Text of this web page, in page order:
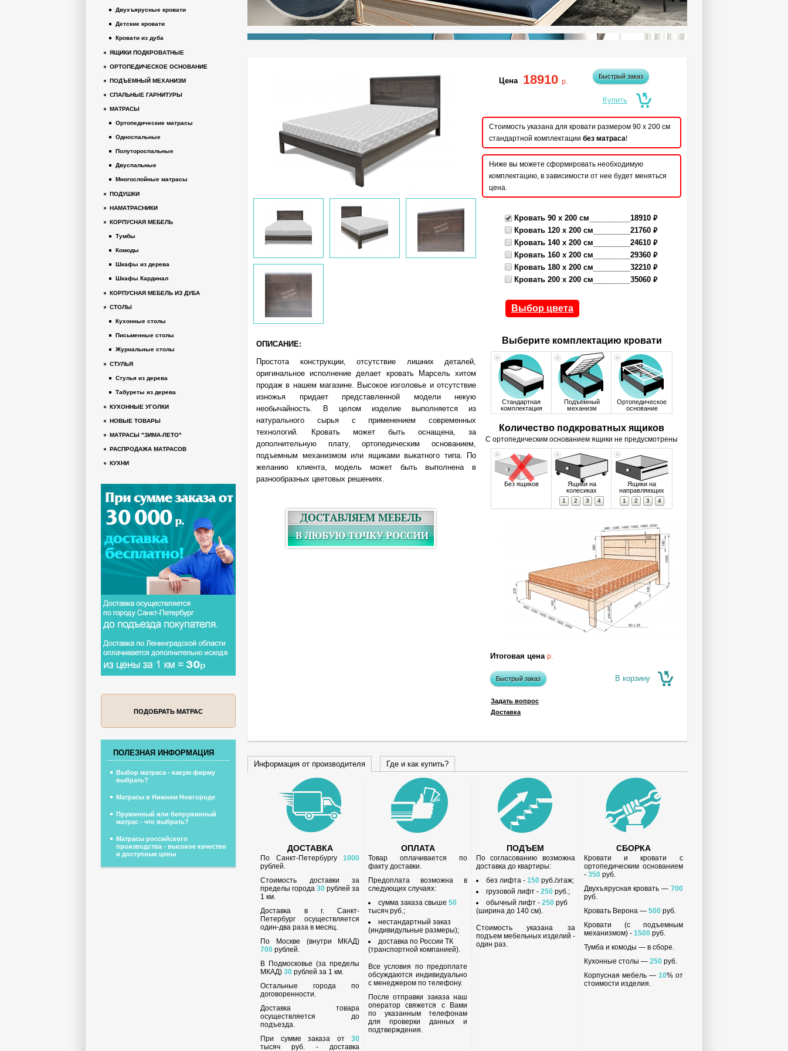
ОПИСАНИЕ:
Простота конструкции, отсутствие лишних деталей,
оригинальное исполнение делает кровать Марсель хитом
продаж в нашем магазине. Высокое изголовье и отсутствие
изножья придает представленной модели некую
необычайность. В целом изделие выполняется из
натурального сырья с применением современных
технологий. Кровать может быть оснащена, за
дополнительную плату, ортопедическим основанием,
подъемным механизмом или ящиками выкатного типа. По
желанию клиента, модель может быть выполнена в
разнообразных цветовых решениях.
Цена 18910 р.
Быстрый заказ
Стоимость указана для кровати размером 90 x 200 см
стандартной комплектации без матраса!
Ниже вы можете сформировать необходимую
комплектацию, в зависимости от нее будет меняться
цена.
Кровать 90 x 200 см 18910 ₽
Кровать 120 x 200 см 21760 ₽
Кровать 140 x 200 см 24610 ₽
Кровать 160 x 200 см 29360 ₽
Кровать 180 x 200 см 32210 ₽
Кровать 200 x 200 см 35060 ₽
Выбор цвета
Выберите комплектацию кровати
Стандартная
комплектация
Подъемный
механизм
Ортопедическое
основание
Количество подкроватных ящиков
С ортопедическим основанием ящики не предусмотрены
Без ящиков
Ящики на
колесиках
1 2 3 4
Ящики на
направляющих
1 2 3 4
Итоговая цена р.
Быстрый заказ В корзину
Задать вопрос
Доставка
Информация от производителя Где и как купить?
ДОСТАВКА
По Санкт-Петербургу1000
рублей.
Стоимость доставки за
пределы города30 рублей за
1 км.
Доставка в г. Санкт-
Петербург осуществляется
один-два раза в месяц.
По Москве (внутри МКАД)
700 рублей.
В Подмосковье (за пределы
МКАД)30 рублей за 1 км.
Остальные города по
договоренности.
Доставка товара
осуществляется до
подъезда.
При сумме заказа от30
тысяч руб. - доставка
ОПЛАТА
Товар оплачивается по
факту доставки.
Предоплата возможна в
следующих случаях:
сумма заказа свыше50
тысяч руб.;
нестандартный заказ
(индивидульные размеры);
доставка по России ТК
(транспортной компанией).
Все условия по предоплате
обсуждаются индивидуально
с менеджером по телефону.
После отправки заказа наш
оператор свяжется с Вами
по указанным телефонам
для проверки данных и
подтверждения.
ПОДЪЕМ
По согласованию возможна
доставка до квартиры:
без лифта - 150руб./этаж;
грузовой лифт - 250руб.;
обычный лифт - 250руб
(ширина до 140 см).
Стоимость указана за
подъем мебельных изделий -
один раз.
СБОРКА
Кровати и кровати с
ортопедическим основанием
- 350руб.
Двухъярусная кровать — 700
руб.
Кровать Верона — 500руб.
Кровати (с подъемным
механизмом) - 1500руб.
Тумба и комоды — в сборе.
Кухонные столы — 250руб.
Корпусная мебель — 10% от
стоимости изделия.
Двухъярусные кровати
Детские кровати
Кровати из дуба
ЯЩИКИ ПОДКРОВАТНЫЕ
ОРТОПЕДИЧЕСКОЕ ОСНОВАНИЕ
ПОДЪЕМНЫЙ МЕХАНИЗМ
СПАЛЬНЫЕ ГАРНИТУРЫ
МАТРАСЫ
Ортопедические матрасы
Односпальные
Полутороспальные
Двуспальные
Многослойные матрасы
ПОДУШКИ
НАМАТРАСНИКИ
КОРПУСНАЯ МЕБЕЛЬ
Тумбы
Комоды
Шкафы из дерева
Шкафы Кардинал
КОРПУСНАЯ МЕБЕЛЬ ИЗ ДУБА
СТОЛЫ
Кухонные столы
Письменные столы
Журнальные столы
СТУЛЬЯ
Стулья из дерева
Табуреты из дерева
КУХОННЫЕ УГОЛКИ
НОВЫЕ ТОВАРЫ
МАТРАСЫ "ЗИМА-ЛЕТО"
РАСПРОДАЖА МАТРАСОВ
КУХНИ
ПОДОБРАТЬ МАТРАС
ПОЛЕЗНАЯ ИНФОРМАЦИЯ
Выбор матраса - какую фирму
выбрать?
Матрасы в Нижнем Новгороде
Пружинный или бепружинный
матрас - что выбрать?
Матрасы российского
производства - высокое качество
и доступные цены